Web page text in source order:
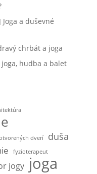
a duševné
chrbát a joga
hudba a balet
dverí duša
fyzioterapeut
jogy joga